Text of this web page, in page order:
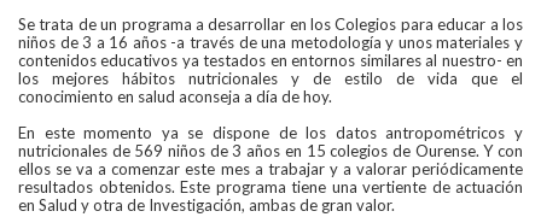
Se trata de un programa a desarrollar en los Colegios para educar a los
niños de 3 a 16 años -a través de una metodología y unos materiales y
contenidos educativos ya testados en entornos similares al nuestro- en
los mejores hábitos nutricionales y de estilo de vida que el
conocimiento en salud aconseja a día de hoy.
En este momento ya se dispone de los datos antropométricos y
nutricionales de 569 niños de 3 años en 15 colegios de Ourense. Y con
ellos se va a comenzar este mes a trabajar y a valorar periódicamente
resultados obtenidos. Este programa tiene una vertiente de actuación
en Salud y otra de Investigación, ambas de gran valor.